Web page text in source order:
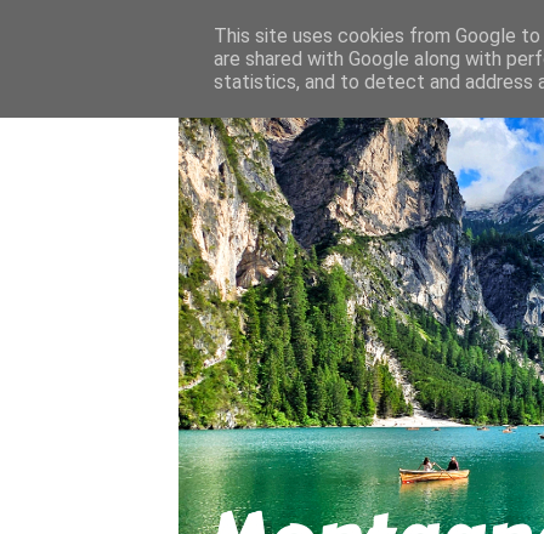
This site uses cookies from Google
are shared with Google along with
statistics, and to detect and address